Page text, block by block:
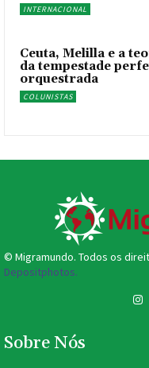
INTERNACIONAL
Ceuta, Melilla e a
da tempestade
orquestrada
COLUNISTAS
© Migramundo. Todos os
Depositphotos.
Sobre Nós